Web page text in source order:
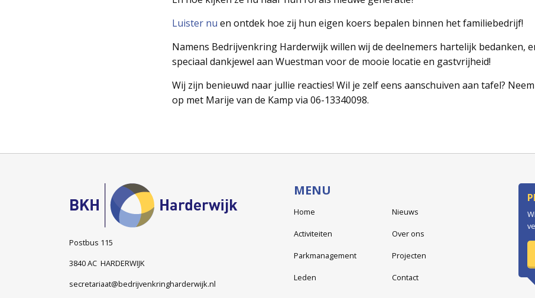
Luister nu en ontdek hoe zij hun eigen koers bepalen binnen het familiebedrijf!
Namens Bedrijvenkring Harderwijk willen wij de deelnemers hartelijk bedanken,
speciaal dankjewel aan Wuestman voor de mooie locatie en gastvrijheid!
Wij zijn benieuwd naar jullie reacties! Wil je zelf eens aanschuiven aan tafel?
op met Marije van de Kamp via 06-13340098.
Postbus 115
3840 AC HARDERWIJK
secretariaat@bedrijvenkringharderwijk.nl
MENU
Home Nieuws
Activiteiten Over ons
Parkmanagement Projecten
Leden Contact